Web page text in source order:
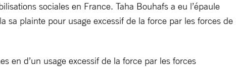
sociales en France. Taha Bouhafs a eu l’épaule
sa plainte pour usage excessif de la force par les forces de
en d’un usage excessif de la force par les forces